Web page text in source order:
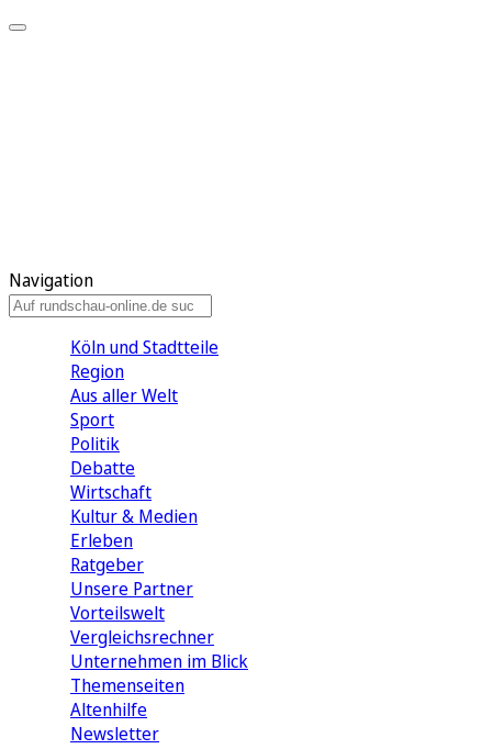
Navigation
Köln und Stadtteile
Region
Aus aller Welt
Sport
Politik
Debatte
Wirtschaft
Kultur & Medien
Erleben
Ratgeber
Unsere Partner
Vorteilswelt
Vergleichsrechner
Unternehmen im Blick
Themenseiten
Altenhilfe
Newsletter